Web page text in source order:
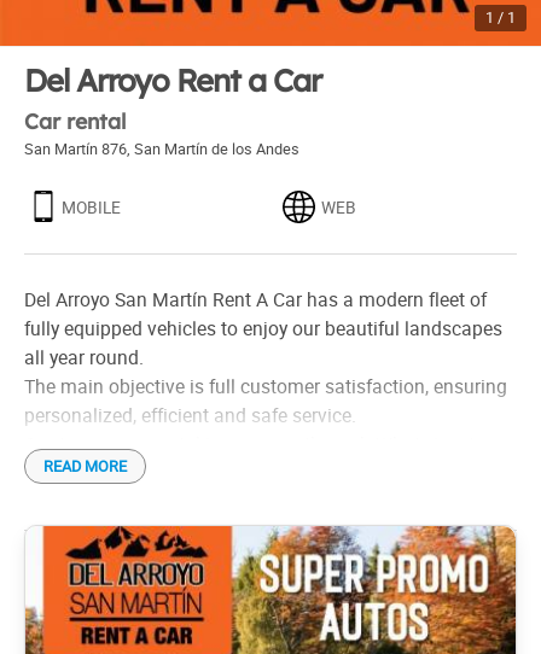
1 / 1
Del Arroyo Rent a Car
Car rental
San Martín 876, San Martín de los Andes
MOBILE WEB
Del Arroyo San Martín Rent A Car has a modern fleet of
fully equipped vehicles to enjoy our beautiful landscapes
all year round.
The main objective is full customer satisfaction, ensuring
personalized, efficient and safe service.
Quote your car rental in our area, through WhatsApp to
travel comfortably, safely and at the best prices.
Requirements to rent a car
- Be over 21 years old. Possibility of two authorized
drivers.-
- Driver's license: valid for at least one year.-
READ MORE